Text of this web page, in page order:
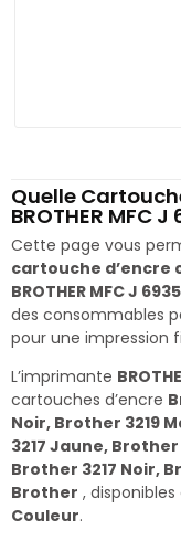
Quelle
BROTHER MFC
Cette page vous
cartouche d’encre
BROTHER MFC J
des consommables
pour une impression
L’imprimante
cartouches d’encre
Noir, Brother 3219
3217 Jaune,
Brother 3217 Noir,
Brother , disponibles
Couleur.